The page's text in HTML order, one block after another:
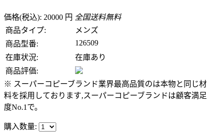
価格(税込): 20000 円 全国送料無料
商品タイプ:
メンズ
商品型番:
126509
在庫状況:
在庫あり
商品評価:
※ スーパーコピーブランド業界最高品質のは本物と同じ材
料を採用しております,スーパーコピーブランドは顧客満足
度No.1で。
購入数量: